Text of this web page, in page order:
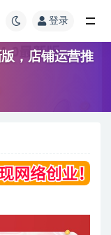
登录
，店铺运营推